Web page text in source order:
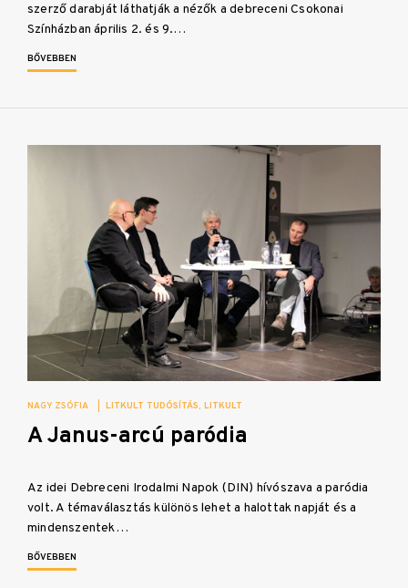
szerző darabját láthatják a nézők a debreceni Csokonai
Színházban április 2. és 9.…
BŐVEBBEN
NAGY ZSÓFIA LITKULT TUDÓSÍTÁS LITKULT
A Janus-arcú paródia
Az idei Debreceni Irodalmi Napok (DIN) hívószava a paródia
volt. A témaválasztás különös lehet a halottak napját és a
mindenszentek…
BŐVEBBEN